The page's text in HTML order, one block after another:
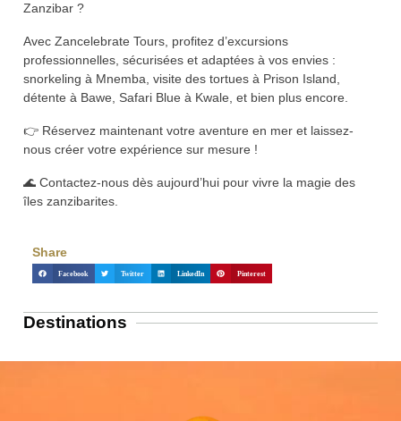
Destinations
Zanzibar ?
Avec Zancelebrate Tours, profitez d’excursions
professionnelles, sécurisées et adaptées à vos envies :
snorkeling à Mnemba, visite des tortues à Prison Island,
détente à Bawe, Safari Blue à Kwale, et bien plus encore.
👉 Réservez maintenant votre aventure en mer et laissez-
nous créer votre expérience sur mesure !
🌊 Contactez-nous dès aujourd’hui pour vivre la magie des
îles zanzibarites.
Share
Facebook Twitter LinkedIn Pinterest